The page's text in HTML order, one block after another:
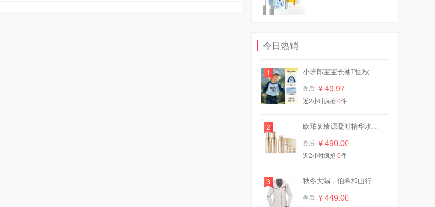
大破价！冈本金装14片！
券后 ¥ 29.90
今日热销
1 小班郎宝宝长袖T恤秋冬纯棉
券后 ¥ 49.97
近2小时疯抢 0件
2 欧珀莱臻源凝时精华水乳套装
券后 ¥ 490.00
近2小时疯抢 0件
3 秋冬大漏，伯希和山行三合一
券后 ¥ 449.00